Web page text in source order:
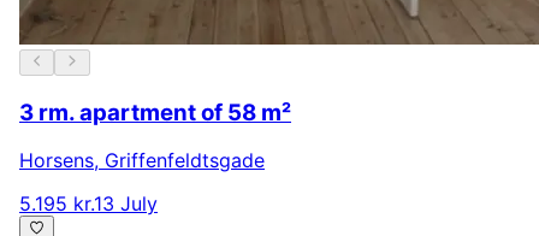
3 rm. apartment of 58 m²
Horsens, Griffenfeldtsgade
5.195 kr.13 July